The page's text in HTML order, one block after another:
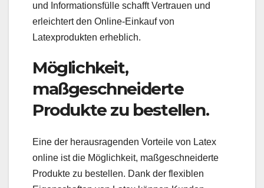
und Informationsfülle schafft Vertrauen und
erleichtert den Online-Einkauf von
Latexprodukten erheblich.
Möglichkeit,
maßgeschneiderte
Produkte zu bestellen.
Eine der herausragenden Vorteile von Latex
online ist die Möglichkeit, maßgeschneiderte
Produkte zu bestellen. Dank der flexiblen